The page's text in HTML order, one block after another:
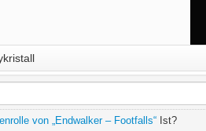
von „Endwalker – Footfalls“ Ist?